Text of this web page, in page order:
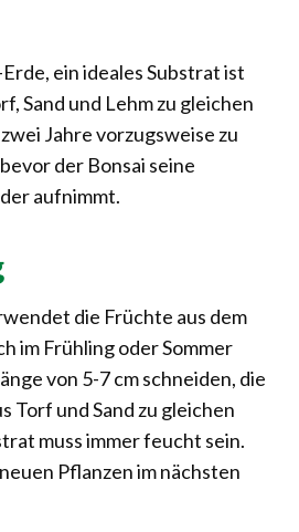
ein ideales Substrat ist
Sand und Lehm zu gleichen
Jahre vorzugsweise zu
der Bonsai seine
aufnimmt.
die Früchte aus dem
im Frühling oder Sommer
von 5-7 cm schneiden, die
Torf und Sand zu gleichen
muss immer feucht sein.
Pflanzen im nächsten